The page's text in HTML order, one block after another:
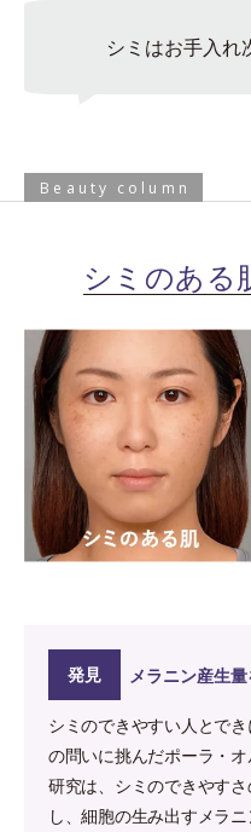
シミはお手入れ
Beauty column
シミのある
発見 メラニン産生
シミのできやすい人とで
の問いに挑んだポーラ・
研究は、シミのできやす
し、細胞の生み出すメラ